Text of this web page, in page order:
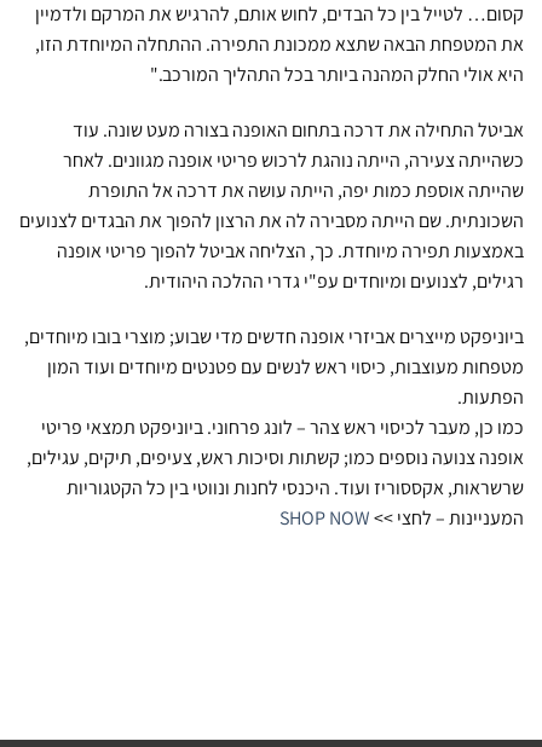
קסום… לטייל בין כל הבדים, לחוש אותם, להרגיש את המרקם ולדמיין
את המטפחת הבאה שתצא ממכונת התפירה. ההתחלה המיוחדת הזו,
היא אולי החלק המהנה ביותר בכל התהליך המורכב."
אביטל התחילה את דרכה בתחום האופנה בצורה מעט שונה. עוד
כשהייתה צעירה, הייתה נוהגת לרכוש פריטי אופנה מגוונים. לאחר
שהייתה אוספת כמות יפה, הייתה עושה את דרכה אל התופרת
השכונתית. שם הייתה מסבירה לה את הרצון להפוך את הבגדים לצנועים
באמצעות תפירה מיוחדת. כך, הצליחה אביטל להפוך פריטי אופנה
רגילים, לצנועים ומיוחדים עפ"י גדרי ההלכה היהודית.
ביוניפקט מייצרים אביזרי אופנה חדשים מדי שבוע; מוצרי בובו מיוחדים,
מטפחות מעוצבות, כיסוי ראש לנשים עם פטנטים מיוחדים ועוד המון
הפתעות.
כמו כן, מעבר לכיסוי ראש צהר – לונג פרחוני. ביוניפקט תמצאי פריטי
אופנה צנועה נוספים כמו; קשתות וסיכות ראש, צעיפים, תיקים, עגילים,
שרשראות, אקססוריז ועוד. היכנסי לחנות ונווטי בין כל הקטגוריות
המעניינות – לחצי >>